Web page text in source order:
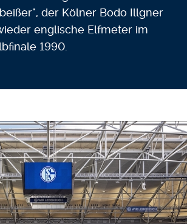
der Kölner Bodo Illgner
englische Elfmeter im
1990.